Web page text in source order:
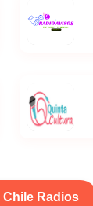
Chile Radios